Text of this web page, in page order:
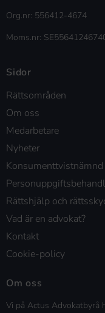
Org.nr: 556412-4674
Moms.nr:
Sidor
Rättsområden
Om oss
Medarbetare
Nyheter
Konsumenttvistnämnd
Rättshjälp och
Vad är en advokat?
Kontakt
Cookie-policy
Om oss
Vi på Actus Advokatbyrå